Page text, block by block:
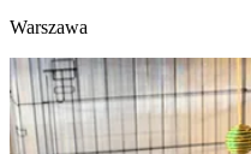
Warszawa